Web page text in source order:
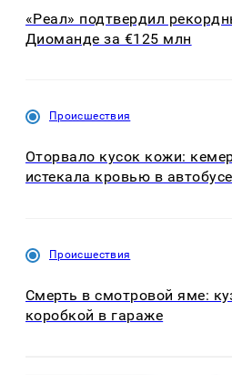
«Реал» подтвердил
Диоманде за €125 млн
Происшествия
Оторвало кусок кожи:
истекала кровью в автобусе
Происшествия
Смерть в смотровой яме:
коробкой в гараже